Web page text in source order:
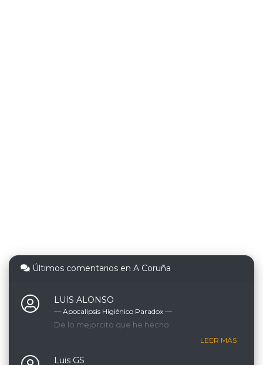
Últimos comentarios en A Coruña
LUIS ALONSO
— Apocalipsis Higiénico Paradox ―
De lo mejorcito que he hecho
LEER MÁS
Luis GS